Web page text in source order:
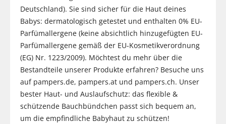
Deutschland). Sie sind sicher für die Haut deines
Babys: dermatologisch getestet und enthalten 0% EU-
Parfümallergene (keine absichtlich hinzugefügten EU-
Parfümallergene gemäß der EU-Kosmetikverordnung
(EG) Nr. 1223/2009). Möchtest du mehr über die
Bestandteile unserer Produkte erfahren? Besuche uns
auf pampers.de, pampers.at und pampers.ch. Unser
bester Haut- und Auslaufschutz: das flexible &
schützende Bauchbündchen passt sich bequem an,
um die empfindliche Babyhaut zu schützen!